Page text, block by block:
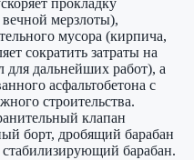
прокладку
вечной мерзлоты),
мусора (кирпича,
сократить затраты на
для дальнейших работ), а
асфальтобетона с
строительства.
клапан
борт, дробящий барабан
барабан.